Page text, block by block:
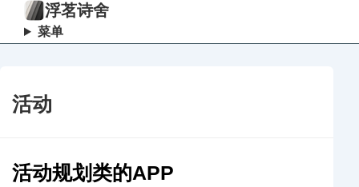
浮茗诗舍
菜单
活动
活动规划类的APP